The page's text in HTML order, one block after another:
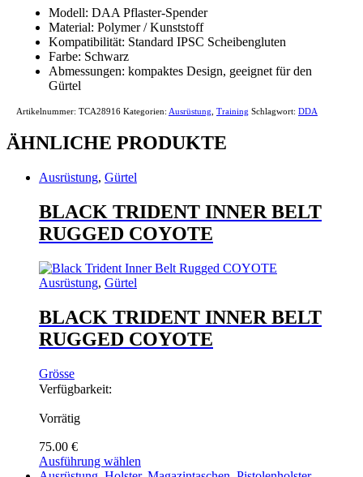
Modell: DAA Pflaster-Spender
Material: Polymer / Kunststoff
Kompatibilität: Standard IPSC Scheibengluten
Farbe: Schwarz
Abmessungen: kompaktes Design, geeignet für den
Gürtel
Artikelnummer: TCA28916 Kategorien: Ausrüstung Training Schlagwort: DDA
ÄHNLICHE PRODUKTE
Ausrüstung, Gürtel
BLACK TRIDENT INNER BELT
RUGGED COYOTE
Ausrüstung, Gürtel
BLACK TRIDENT INNER BELT
RUGGED COYOTE
Grösse
Verfügbarkeit:
Vorrätig
75.00 €
Ausführung wählen